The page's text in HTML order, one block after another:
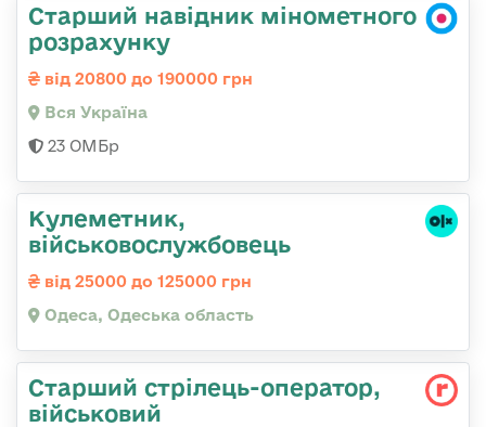
Старший навідник мінометного
розрахунку
від 20800 до 190000 грн
Вся Україна
23 ОМБр
Кулеметник,
військовослужбовець
від 25000 до 125000 грн
Одеса, Одеська область
Стаpший стpілець-опеpатоp,
військовий